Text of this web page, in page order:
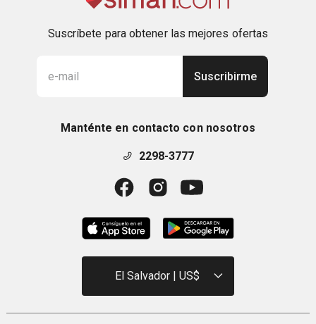
Suscríbete para obtener las mejores ofertas
Suscribirme
Manténte en contacto con nosotros
2298-3777
El Salvador | US$